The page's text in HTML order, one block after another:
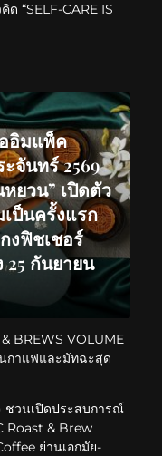
“SELF-CARE IS
อิมแพ็ค
จันทร์ 2569
ยวน” เปิดตัว
ป็นครั้งแรก
งฟิชเชอร์
25 กันยายน
BREWS VOLUME
กาแฟและมัทฉะสุด
ชวนเปิดประสบการณ์
Roast & Brew
ย่านเอกมัย-